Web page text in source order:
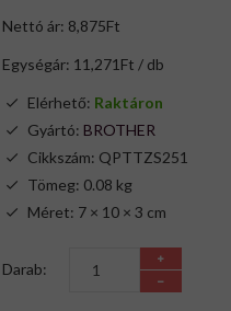
Nettó ár: 8,875Ft
Egységár: 11,271Ft / db
Elérhető: Raktáron
Gyártó: BROTHER
Cikkszám: QPTTZS251
Tömeg: 0.08 kg
Méret: 7 × 10 × 3 cm
Darab: